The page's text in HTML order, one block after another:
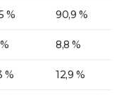
% 90,9 %
8,8 %
% 12,9 %